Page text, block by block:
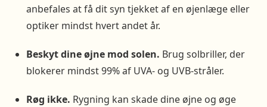
anbefales at få dit syn tjekket af en øjenlæge eller
optiker mindst hvert andet år.
Beskyt dine øjne mod solen. Brug solbriller, der
blokerer mindst 99% af UVA- og UVB-stråler.
Røg ikke. Rygning kan skade dine øjne og øge